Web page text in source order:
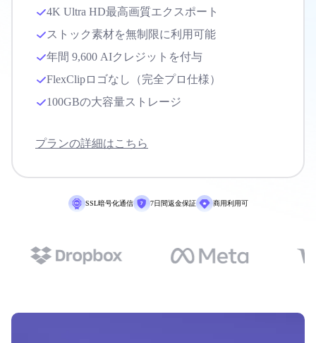
4K Ultra HD最高画質エクスポート
ストック素材を無制限に利用可能
年間 9,600 AIクレジットを付与
FlexClipロゴなし（完全プロ仕様）
100GBの大容量ストレージ
プランの詳細はこちら
SSL暗号化通信 7日間返金保証 商用利用可